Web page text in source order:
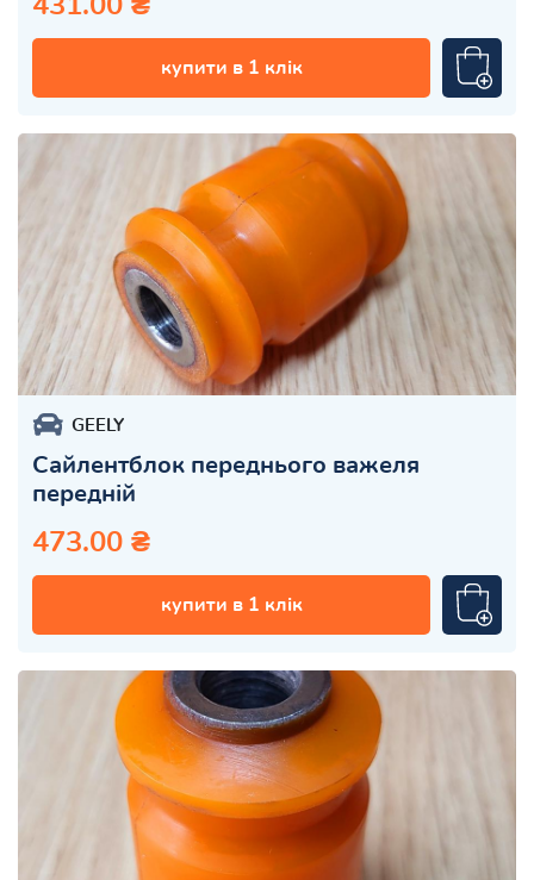
купити в 1 клік
GEELY
Сайлентблок переднього важеля
передній
473.00 ₴
купити в 1 клік